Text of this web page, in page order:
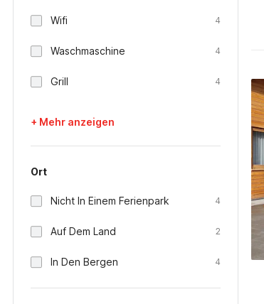
Wifi 4
Waschmaschine 4
Grill 4
+ Mehr anzeigen
Ort
Nicht In Einem Ferienpark 4
Auf Dem Land 2
In Den Bergen 4